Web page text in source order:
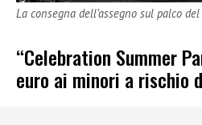
La consegna dell’assegno sul palco
“Celebration Summer
euro ai minori a rischio